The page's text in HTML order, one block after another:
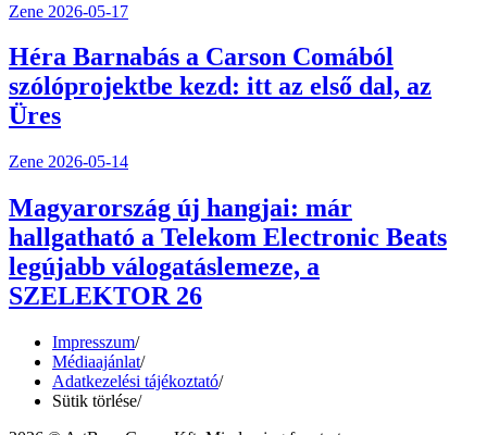
Zene 2026-05-17
Héra Barnabás a Carson Comából
szólóprojektbe kezd: itt az első dal, az
Üres
Zene 2026-05-14
Magyarország új hangjai: már
hallgatható a Telekom Electronic Beats
legújabb válogatáslemeze, a
SZELEKTOR 26
Impresszum/
Médiaajánlat/
Adatkezelési tájékoztató/
Sütik törlése/